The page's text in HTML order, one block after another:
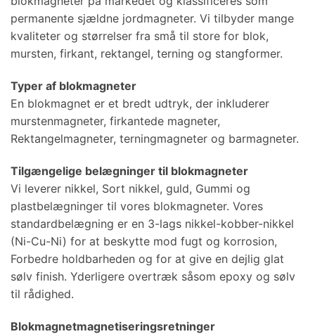
permanente sjældne jordmagneter. Vi tilbyder mange
kvaliteter og størrelser fra små til store for blok,
mursten, firkant, rektangel, terning og stangformer.
Typer af blokmagneter
En blokmagnet er et bredt udtryk, der inkluderer
murstenmagneter, firkantede magneter,
Rektangelmagneter, terningmagneter og barmagneter.
Tilgængelige belægninger til blokmagneter
Vi leverer nikkel, Sort nikkel, guld, Gummi og
plastbelægninger til vores blokmagneter. Vores
standardbelægning er en 3-lags nikkel-kobber-nikkel
(Ni-Cu-Ni) for at beskytte mod fugt og korrosion,
Forbedre holdbarheden og for at give en dejlig glat
sølv finish. Yderligere overtræk såsom epoxy og sølv
til rådighed.
Blokmagnetmagnetiseringsretninger